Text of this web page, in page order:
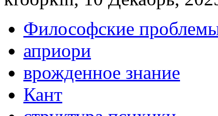
Философские
априори
врожденное знание
Кант